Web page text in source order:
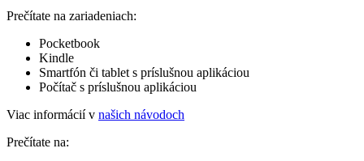
Prečítate na zariadeniach:
Pocketbook
Kindle
Smartfón či tablet s príslušnou aplikáciou
Počítač s príslušnou aplikáciou
Viac informácií v našich návodoch
Prečítate na: